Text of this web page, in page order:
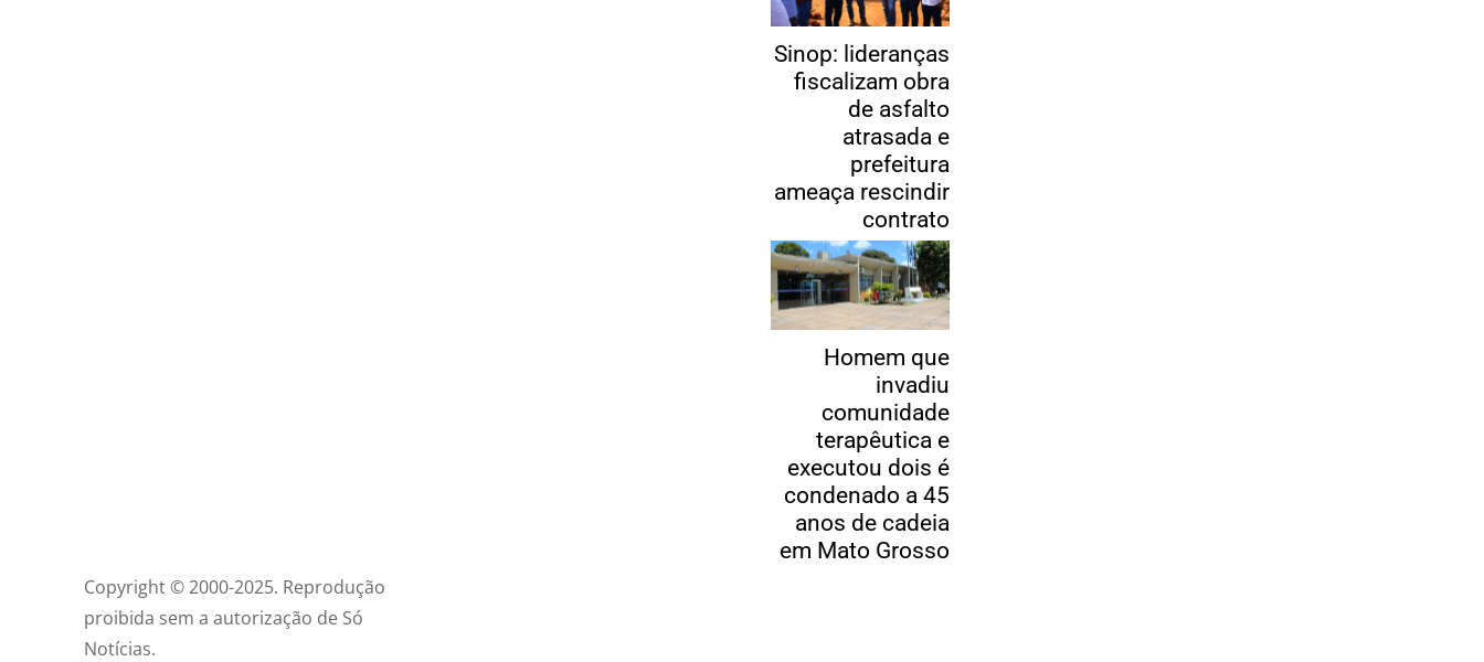
Sinop: lideranças
fiscalizam obra
de asfalto
atrasada e
prefeitura
ameaça rescindir
contrato
Homem que
invadiu
comunidade
terapêutica e
executou dois é
condenado a 45
anos de cadeia
em Mato Grosso
Copyright © 2000-2025. Reprodução
proibida sem a autorização de Só
Notícias.